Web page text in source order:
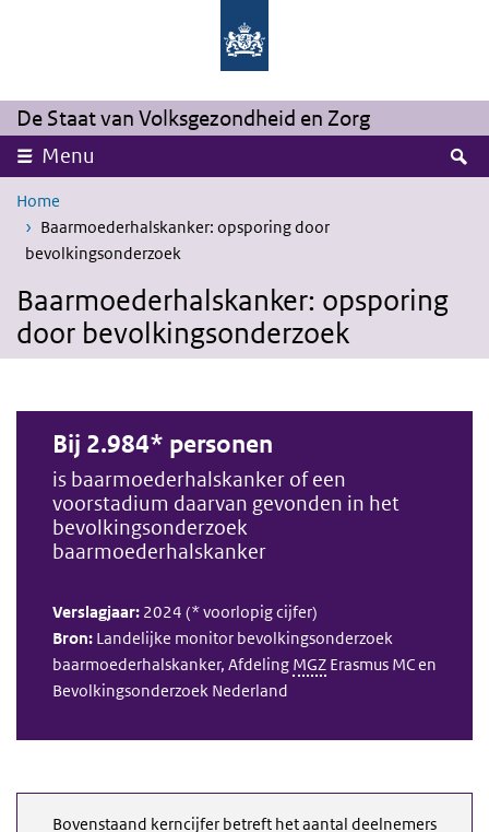
Overslaan en naar de inhoud gaan
De Staat van Volksgezondheid en Zorg
Menu
Home
Baarmoederhalskanker: opsporing door
bevolkingsonderzoek
Baarmoederhalskanker: opsporing
door bevolkingsonderzoek
Bij 2.984* personen
is baarmoederhalskanker of een
voorstadium daarvan gevonden in het
bevolkingsonderzoek
baarmoederhalskanker
Verslagjaar: 2024 (* voorlopig cijfer)
Bron: Landelijke monitor bevolkingsonderzoek
baarmoederhalskanker, Afdeling MGZ Erasmus MC en
Bevolkingsonderzoek Nederland
Bovenstaand kerncijfer betreft het aantal deelnemers